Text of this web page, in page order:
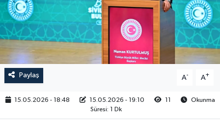
Paylaş A- A+
15.05.2026 - 18:48 15.05.2026 - 19:10 11
Okunma
Süresi: 1 Dk
RESMİ İLAN